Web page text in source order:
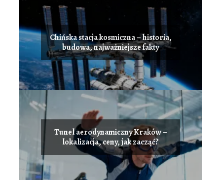
Chińska stacja kosmiczna – historia,
budowa, najważniejsze fakty
Tunel aerodynamiczny Kraków –
lokalizacja, ceny, jak zacząć?